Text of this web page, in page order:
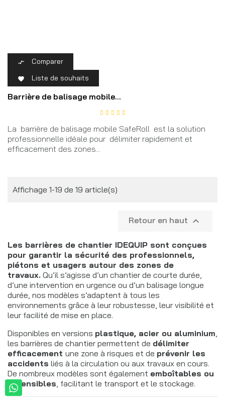
 Comparer
 Liste de souhaits
Barrière de balisage mobile...
La barrière de balisage mobile SafeRoll est la solution
professionnelle idéale pour délimiter rapidement et
efficacement des zones...
Affichage 1-19 de 19 article(s)
Retour en haut 
Les barrières de chantier IDEQUIP sont conçues
pour garantir la sécurité des professionnels,
piétons et usagers autour des zones de
travaux. Qu’il s’agisse d’un chantier de courte durée,
d’une intervention en urgence ou d’un balisage longue
durée, nos modèles s’adaptent à tous les
environnements grâce à leur robustesse, leur visibilité et
leur facilité de mise en place.
Disponibles en versions plastique, acier ou aluminium,
les barrières de chantier permettent de délimiter
efficacement une zone à risques et de prévenir les
accidents liés à la circulation ou aux travaux en cours.
De nombreux modèles sont également emboîtables ou
extensibles, facilitant le transport et le stockage.